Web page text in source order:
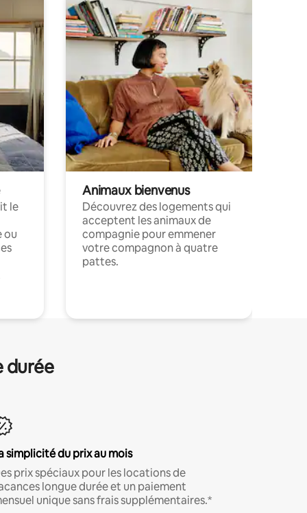
le
ou
Animaux bienvenus
Découvrez des logements qui
acceptent les animaux de
compagnie pour emmener
votre compagnon à quatre
pattes.
durée
simplicité du prix au mois
prix spéciaux pour les locations de
longue durée et un paiement
unique sans frais supplémentaires.*